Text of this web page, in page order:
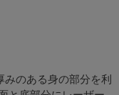
のある身の部分を利